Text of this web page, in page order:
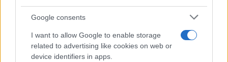
Google consents
I want to allow Google to enable storage
related to advertising like cookies on web or
device identifiers in apps.